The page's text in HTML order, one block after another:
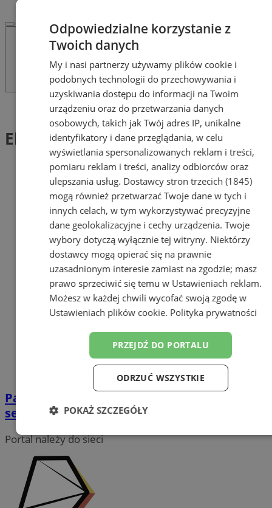
Tag: Ekologi
Ekologi (1)
Pamiętajmy o obowiązku prawidłowej
segregacji odpadów komunalnych
Portal należy do sieci
Odpowiedzialne korzystanie z
Twoich danych
My i nasi partnerzy używamy plików cookie i
podobnych technologii do przechowywania i
uzyskiwania dostępu do informacji na Twoim
urządzeniu oraz do przetwarzania danych
osobowych, takich jak Twój adres IP, unikalne
identyfikatory i dane przeglądania, w celu
wyświetlania spersonalizowanych reklam i treści,
pomiaru reklam i treści, analizy odbiorców oraz
ulepszania usług. Dostawcy stron trzecich (1845)
mogą również przetwarzać Twoje dane w tych i
innych celach, w tym wykorzystywać precyzyjne
dane geolokalizacyjne i cechy urządzenia. Twoje
wybory dotyczą wyłącznie tej witryny. Niektórzy
dostawcy mogą opierać się na prawnie
uzasadnionym interesie zamiast na zgodzie; masz
prawo sprzeciwić się temu w Ustawieniach reklam.
Możesz w każdej chwili wycofać swoją zgodę w
Ustawieniach plików cookie. Polityka prywatności
PRZEJDŹ DO PORTALU
ODRZUĆ WSZYSTKIE
POKAŻ SZCZEGÓŁY
Niezbędne Wydajność Targetowanie
Funkcjonalność